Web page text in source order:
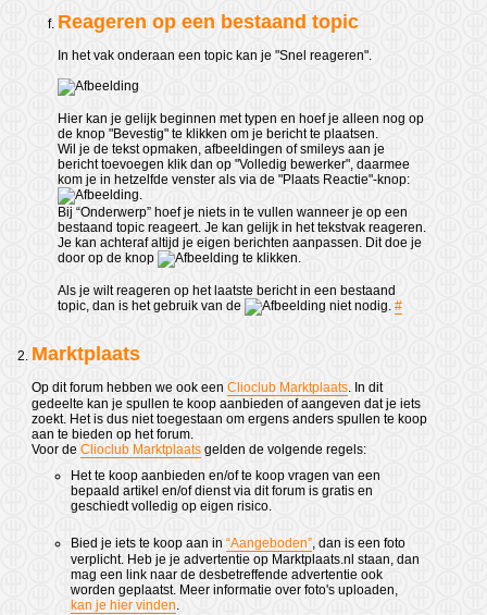
Reageren op een bestaand topic
In het vak onderaan een topic kan je "Snel reageren".
Hier kan je gelijk beginnen met typen en hoef je alleen nog op
de knop "Bevestig" te klikken om je bericht te plaatsen.
Wil je de tekst opmaken, afbeeldingen of smileys aan je
bericht toevoegen klik dan op "Volledig bewerker", daarmee
kom je in hetzelfde venster als via de "Plaats Reactie"-knop:
Bij “Onderwerp” hoef je niets in te vullen wanneer je op een
bestaand topic reageert. Je kan gelijk in het tekstvak reageren.
Je kan achteraf altijd je eigen berichten aanpassen. Dit doe je
door op de knop
te klikken.
Als je wilt reageren op het laatste bericht in een bestaand
topic, dan is het gebruik van de
niet nodig. #
Marktplaats
Op dit forum hebben we ook een Clioclub Marktplaats . In dit
gedeelte kan je spullen te koop aanbieden of aangeven dat je iets
zoekt. Het is dus niet toegestaan om ergens anders spullen te koop
aan te bieden op het forum.
Voor de Clioclub Marktplaats gelden de volgende regels:
Het te koop aanbieden en/of te koop vragen van een
bepaald artikel en/of dienst via dit forum is gratis en
geschiedt volledig op eigen risico.
Bied je iets te koop aan in “Aangeboden”, dan is een foto
verplicht. Heb je je advertentie op Marktplaats.nl staan, dan
mag een link naar de desbetreffende advertentie ook
worden geplaatst. Meer informatie over foto's uploaden,
kan je hier vinden.